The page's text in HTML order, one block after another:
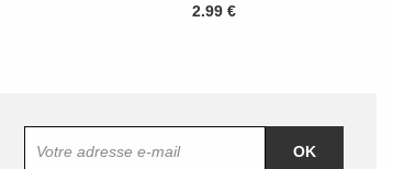
2.99 €
OK